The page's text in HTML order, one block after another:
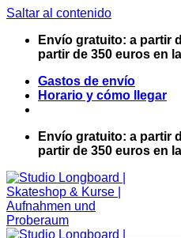
Saltar al contenido
Envío gratuito: a partir
partir de 350 euros en
Gastos de envío
Horario y cómo llegar
Envío gratuito: a partir
partir de 350 euros en